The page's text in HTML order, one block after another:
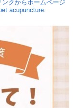
クからホームページ
acupuncture.